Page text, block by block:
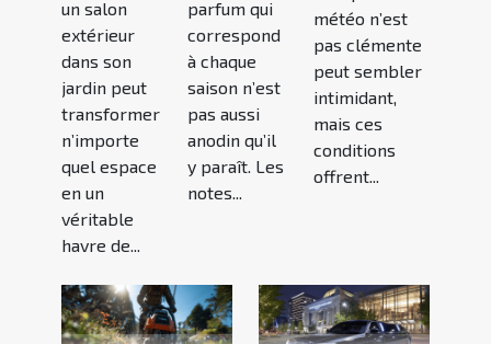
un salon
extérieur
dans son
jardin peut
transformer
n’importe
quel espace
en un
véritable
havre de...
parfum qui
correspond
à chaque
saison n’est
pas aussi
anodin qu’il
y paraît. Les
notes...
météo n’est
pas clémente
peut sembler
intimidant,
mais ces
conditions
offrent...